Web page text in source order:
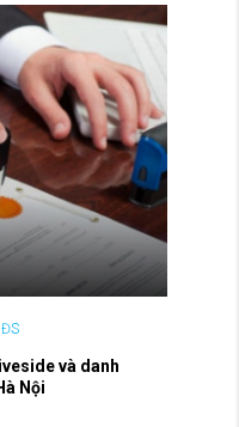
và danh
Nội